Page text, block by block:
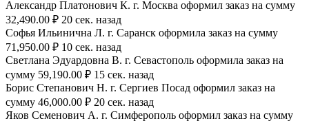
Александр Платонович К. г. Москва оформил заказ на сумму
32,490.00 ₽ 20 сек. назад
Софья Ильинична Л. г. Саранск оформила заказ на сумму
71,950.00 ₽ 10 сек. назад
Светлана Эдуардовна В. г. Севастополь оформила заказ на
сумму 59,190.00 ₽ 15 сек. назад
Борис Степанович Н. г. Сергиев Посад оформил заказ на
сумму 46,000.00 ₽ 20 сек. назад
Яков Семенович А. г. Симферополь оформил заказ на сумму